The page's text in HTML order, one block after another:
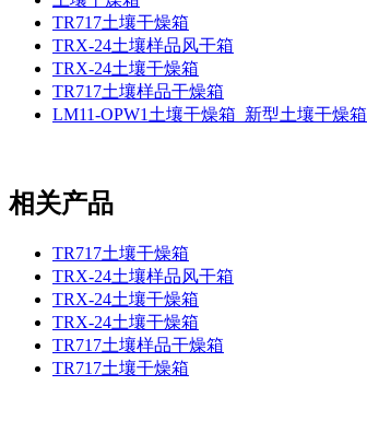
TR717土壤干燥箱
TRX-24土壤样品风干箱
TRX-24土壤干燥箱
TR717土壤样品干燥箱
LM11-OPW1土壤干燥箱_新型土壤干燥箱
相关产品
TR717土壤干燥箱
TRX-24土壤样品风干箱
TRX-24土壤干燥箱
TRX-24土壤干燥箱
TR717土壤样品干燥箱
TR717土壤干燥箱